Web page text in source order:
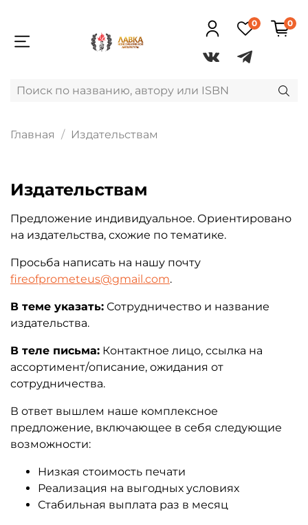
0 0
Главная Издательствам
Издательствам
Предложение индивидуальное. Ориентировано
на издательства, схожие по тематике.
Просьба написать на нашу почту
fireofprometeus@gmail.com.
В теме указать: Сотрудничество и название
издательства.
В теле письма: Контактное лицо, ссылка на
ассортимент/описание, ожидания от
сотрудничества.
В ответ вышлем наше комплексное
предложение, включающее в себя следующие
возможности:
Низкая стоимость печати
Реализация на выгодных условиях
Стабильная выплата раз в месяц